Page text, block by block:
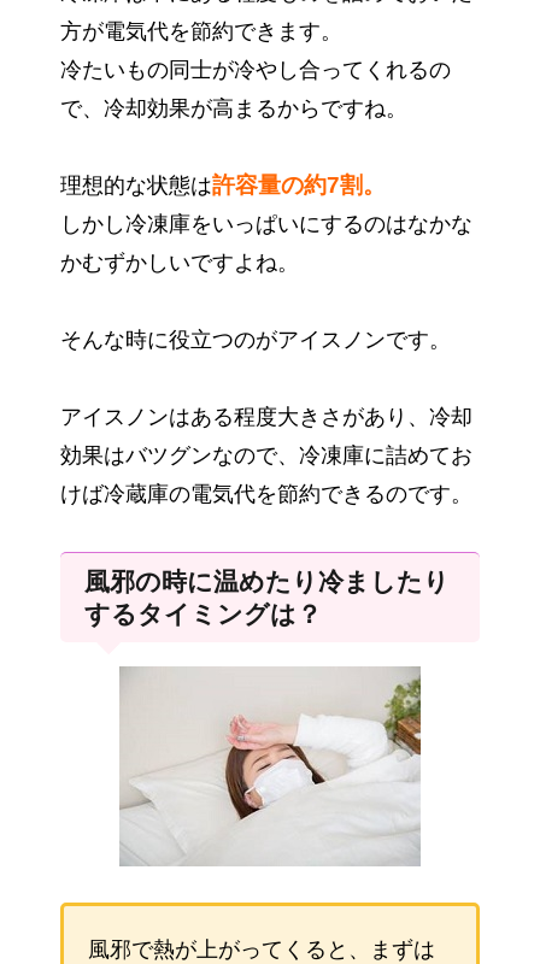
方が電気代を節約できます。
冷たいもの同士が冷やし合ってくれるの
で、冷却効果が高まるからですね。
理想的な状態は許容量の約7割。
しかし冷凍庫をいっぱいにするのはなかな
かむずかしいですよね。
そんな時に役立つのがアイスノンです。
アイスノンはある程度大きさがあり、冷却
効果はバツグンなので、冷凍庫に詰めてお
けば冷蔵庫の電気代を節約できるのです。
風邪の時に温めたり冷ましたり
するタイミングは？
風邪で熱が上がってくると、まずは